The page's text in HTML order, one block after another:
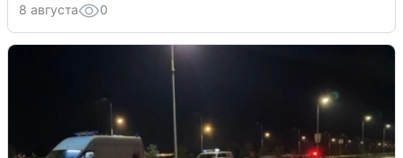
8 августа 0